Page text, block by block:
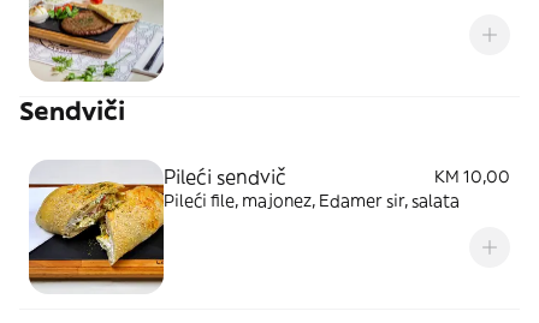
Sendviči
Pileći sendvič
KM 10,00
Pileći file, majonez, Edamer sir, salata